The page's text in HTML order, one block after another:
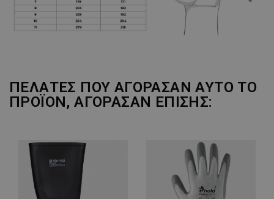
ΠΕΛΆΤΕΣ ΠΟΥ ΑΓΌΡΑΣΑΝ ΑΥΤΌ ΤΟ
ΠΡΟΪΌΝ, ΑΓΌΡΑΣΑΝ ΕΠΊΣΗΣ: